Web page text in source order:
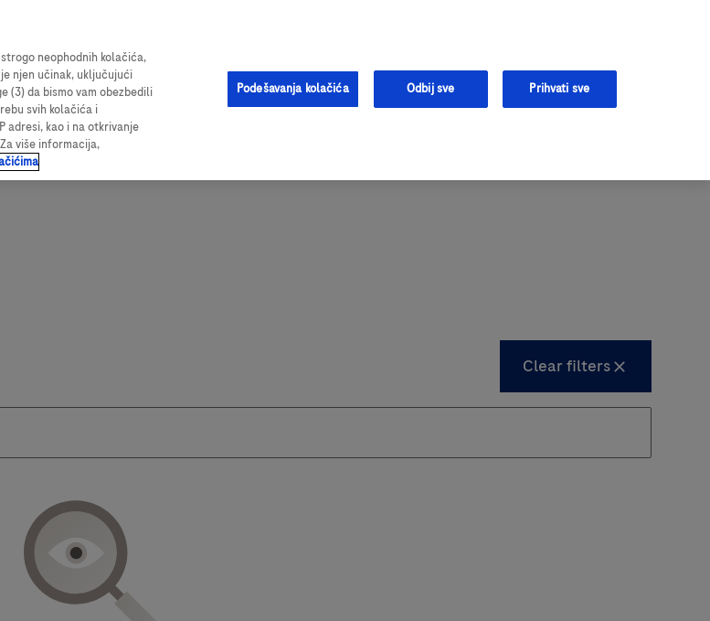
resursima i sveobuhvatnim podacima o ispitivanju
Podrška
neophodnih kolačića,
njen učinak, uključujući
(3) da bismo vam obezbedili
svih kolačića i
adresi, kao i na otkrivanje
više informacija,
Podešavanja kolačića Odbij sve Prihvati sve